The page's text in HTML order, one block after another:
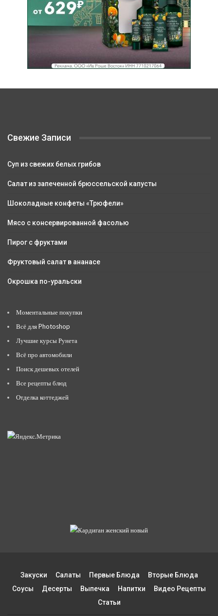
Свежие Записи
Суп из свежих белых грибов
Салат из запеченной брюссельской капусты
Шоколадные конфеты «Трюфели»
Мясо с консервированной фасолью
Пирог с фруктами
Фруктовый салат в ананасе
Окрошка по-уральски
Моментальные покупки
Всё для Photoshop
Лучшие курсы Рунета
Всё про автомобили
Поиск дешевых отелей
Все рецепты блюд
Отделка коттеджей
Закуски Салаты Первые Блюда
Вторые Блюда
Соусы
Десерты Выпечка Напитки
Видео Рецепты
Статьи